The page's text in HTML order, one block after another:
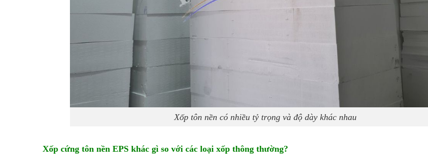
Xốp tôn nền có nhiều tỷ trọng và độ dày khác nhau
Xốp cứng tôn nền EPS khác gì so với các loại xốp thông thường?